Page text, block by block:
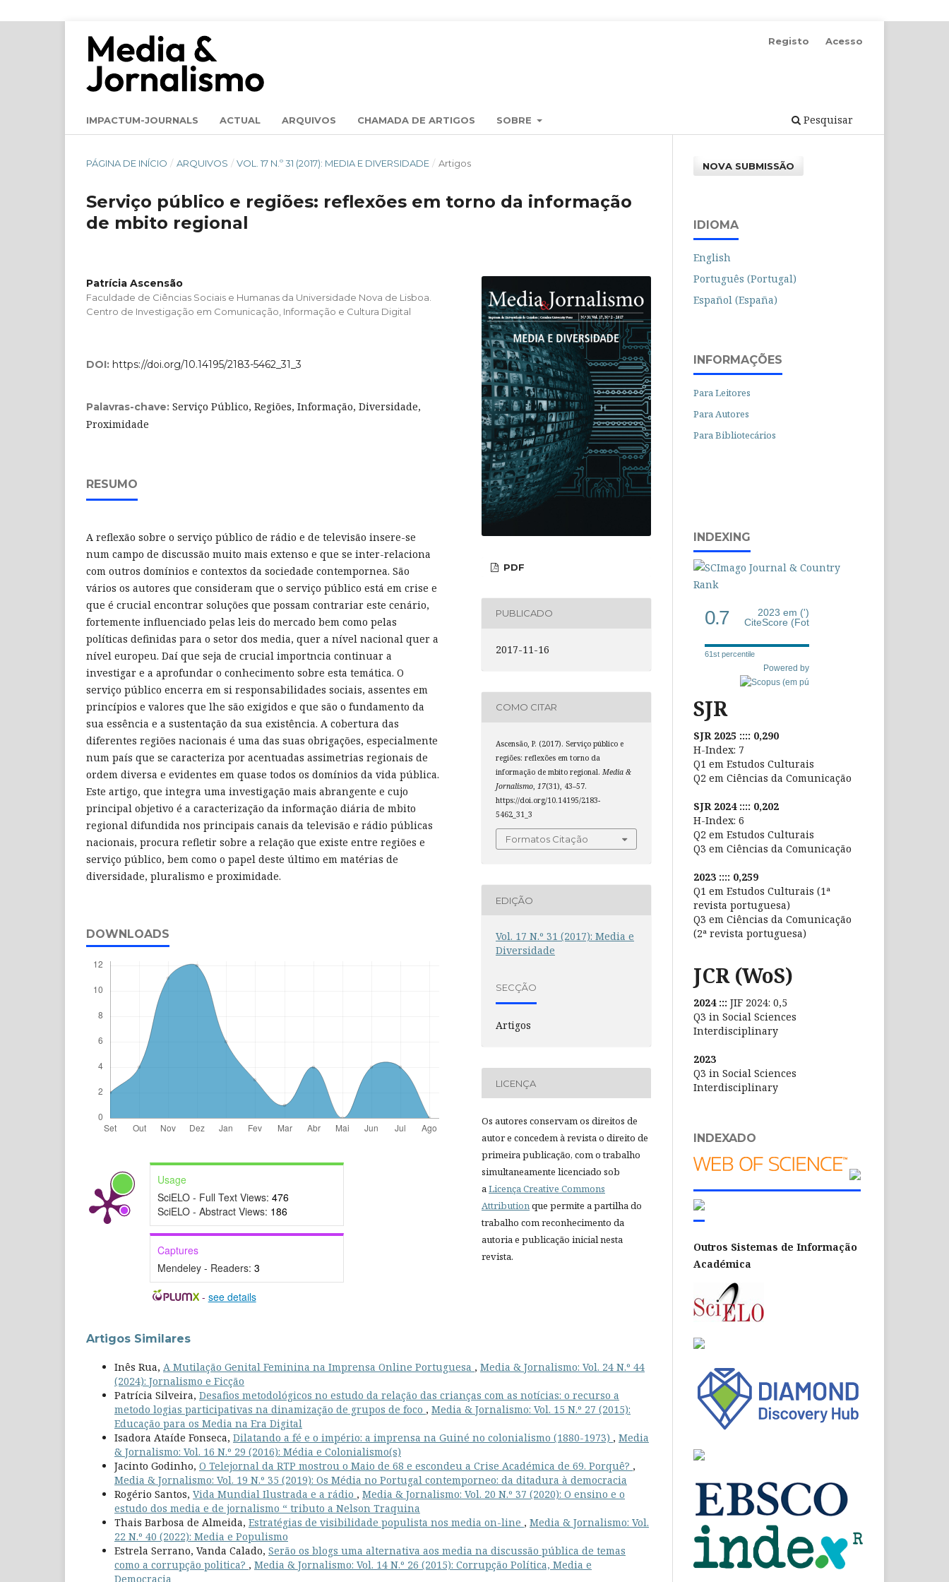
IMPACTUM-JOURNALS ACTUAL ARQUIVOS CHAMADA DE ARTIGOS SOBRE Pesquisar
Registo Acesso
PÁGINA DE INÍCIO / ARQUIVOS / VOL. 17 N.º 31 (2017): MEDIA E DIVERSIDADE / Artigos
Serviço público e regiões: reflexões em torno da informação
de mbito regional
Patrícia Ascensão
Faculdade de Ciências Sociais e Humanas da Universidade Nova de Lisboa.
Centro de Investigação em Comunicação, Informação e Cultura Digital
DOI: https://doi.org/10.14195/2183-5462_31_3
Palavras-chave: Serviço Público, Regiões, Informação, Diversidade,
Proximidade
RESUMO
A reflexão sobre o serviço público de rádio e de televisão insere-se
num campo de discussão muito mais extenso e que se inter-relaciona
com outros domínios e contextos da sociedade contempornea. São
vários os autores que consideram que o serviço público está em crise e
que é crucial encontrar soluções que possam contrariar este cenário,
fortemente influenciado pelas leis do mercado bem como pelas
políticas definidas para o setor dos media, quer a nível nacional quer a
nível europeu. Daí que seja de crucial importncia continuar a
investigar e a aprofundar o conhecimento sobre esta temática. O
serviço público encerra em si responsabilidades sociais, assentes em
princípios e valores que lhe são exigidos e que são o fundamento da
sua essência e a sustentação da sua existência. A cobertura das
diferentes regiões nacionais é uma das suas obrigações, especialmente
num país que se caracteriza por acentuadas assimetrias regionais de
ordem diversa e evidentes em quase todos os domínios da vida pública.
Este artigo, que integra uma investigação mais abrangente e cujo
principal objetivo é a caracterização da informação diária de mbito
regional difundida nos principais canais da televisão e rádio públicas
nacionais, procura refletir sobre a relação que existe entre regiões e
serviço público, bem como o papel deste último em matérias de
diversidade, pluralismo e proximidade.
DOWNLOADS
Usage
SciELO - Full Text Views: 476
SciELO - Abstract Views: 186
Captures
Mendeley - Readers: 3
- see details
PDF
PUBLICADO
2017-11-16
COMO CITAR
Ascensão, P. (2017). Serviço público e
regiões: reflexões em torno da
informação de mbito regional. Media &
Jornalismo 17(31), 43–57.
https://doi.org/10.14195/2183-
5462_31_3
Formatos Citação
EDIÇÃO
Vol. 17 N.º 31 (2017): Media e
Diversidade
SECÇÃO
Artigos
LICENÇA
Os autores conservam os direitos de
autor e concedem à revista o direito de
primeira publicação, com o trabalho
simultaneamente licenciado sob
aLicença Creative Commons
Attributionque permite a partilha do
trabalho com reconhecimento da
autoria e publicação inicial nesta
revista.
Artigos Similares
Inês Rua, A Mutilação Genital Feminina na Imprensa Online Portuguesa , Media & Jornalismo: Vol. 24 N.º 44
(2024): Jornalismo e Ficção
Patrícia Silveira, Desafios metodológicos no estudo da relação das crianças com as notícias: o recurso a
metodo logias participativas na dinamização de grupos de foco , Media & Jornalismo: Vol. 15 N.º 27 (2015):
Educação para os Media na Era Digital
Isadora Ataíde Fonseca, Dilatando a fé e o império: a imprensa na Guiné no colonialismo (1880-1973) , Media
& Jornalismo: Vol. 16 N.º 29 (2016): Média e Colonialismo(s)
Jacinto Godinho, O Telejornal da RTP mostrou o Maio de 68 e escondeu a Crise Académica de 69. Porquê? ,
Media & Jornalismo: Vol. 19 N.º 35 (2019): Os Média no Portugal contemporneo: da ditadura à democracia
Rogério Santos, Vida Mundial Ilustrada e a rádio , Media & Jornalismo: Vol. 20 N.º 37 (2020): O ensino e o
estudo dos media e de jornalismo “ tributo a Nelson Traquina
Thais Barbosa de Almeida, Estratégias de visibilidade populista nos media on-line , Media & Jornalismo: Vol.
22 N.º 40 (2022): Media e Populismo
Estrela Serrano, Vanda Calado, Serão os blogs uma alternativa aos media na discussão pública de temas
como a corrupção politica? , Media & Jornalismo: Vol. 14 N.º 26 (2015): Corrupção Política, Media e
Democracia
NOVA SUBMISSÃO
IDIOMA
English
Português (Portugal)
Español (España)
INFORMAÇÕES
Para Leitores
Para Autores
Para Bibliotecários
INDEXING
0.7
2023 em (')
CiteScore (Fot
61st percentile
Powered by
SJR
SJR 2025 :::: 0,290
H-Index: 7
Q1 em Estudos Culturais
Q2 em Ciências da Comunicação
SJR 2024 :::: 0,202
H-Index: 6
Q2 em Estudos Culturais
Q3 em Ciências da Comunicação
2023 :::: 0,259
Q1 em Estudos Culturais (1ª
revista portuguesa)
Q3 em Ciências da Comunicação
(2ª revista portuguesa)
JCR (WoS)
2024 ::: JIF 2024: 0,5
Q3 in Social Sciences
Interdisciplinary
2023
Q3 in Social Sciences
Interdisciplinary
INDEXADO
Outros Sistemas de Informação
Académica